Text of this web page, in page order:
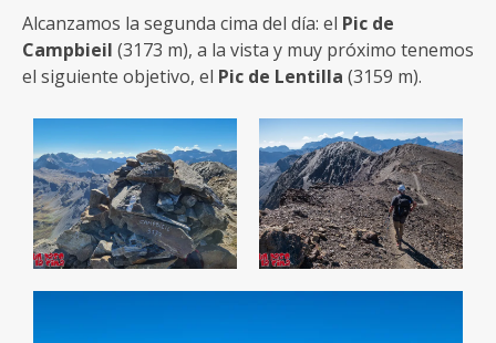
Alcanzamos la segunda cima del día: el Pic de
Campbieil (3173 m), a la vista y muy próximo tenemos
el siguiente objetivo, el Pic de Lentilla (3159 m).